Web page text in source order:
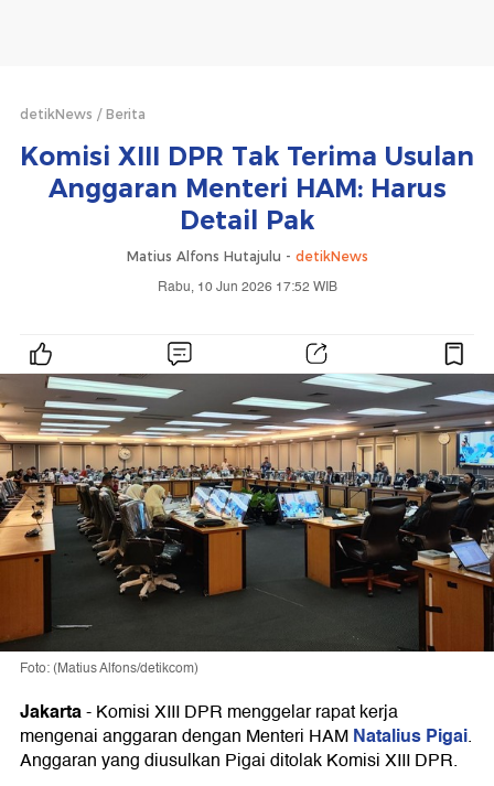
detikNews Berita
Komisi XIII DPR Tak Terima Usulan
Anggaran Menteri HAM: Harus
Detail Pak
Matius Alfons Hutajulu - detikNews
Rabu, 10 Jun 2026 17:52 WIB
Foto: (Matius Alfons/detikcom)
Jakarta-Komisi XIII DPR menggelar rapat kerja
mengenai anggaran dengan Menteri HAMNatalius Pigai.
Anggaran yang diusulkan Pigai ditolak Komisi XIII DPR.